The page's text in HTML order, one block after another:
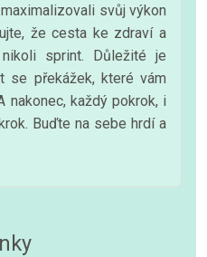
svůj výkon
že cesta ke zdraví a
sprint. Důležité je
se překážek, které vám
nakonec, každý pokrok, i
Buďte na sebe hrdí a